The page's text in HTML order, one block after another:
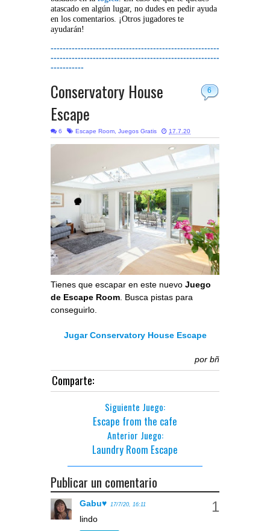
atascado en algún lugar, no dudes en pedir ayuda
en los comentarios. ¡Otros jugadores te
ayudarán!
--------------------------------------------------------
--------------------------------------------------------
-----------
6
Conservatory House
Escape
6 Escape Room, Juegos Gratis 17.7.20
Tienes que escapar en este nuevo Juego
de Escape Room . Busca pistas para
conseguirlo.
Jugar Conservatory House Escape
por bñ
Comparte:
Siguiente Juego:
Escape from the cafe
Anterior Juego:
Laundry Room Escape
Publicar un comentario
Gabu♥ 17/7/20, 16:11
lindo